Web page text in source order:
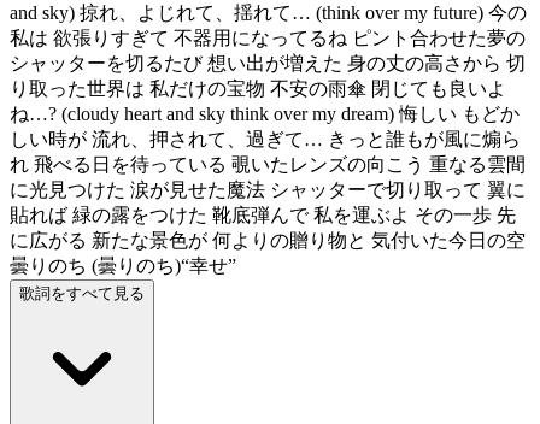
and sky) 掠れ、よじれて、揺れて… (think over my future) 今の
私は 欲張りすぎて 不器用になってるね ピント合わせた夢の
シャッターを切るたび 想い出が増えた 身の丈の高さから 切
り取った世界は 私だけの宝物 不安の雨傘 閉じても良いよ
ね…? (cloudy heart and sky think over my dream) 悔しい もどか
しい時が 流れ、押されて、過ぎて… きっと誰もが風に煽ら
れ 飛べる日を待っている 覗いたレンズの向こう 重なる雲間
に光見つけた 涙が見せた魔法 シャッターで切り取って 翼に
貼れば 緑の露をつけた 靴底弾んで 私を運ぶよ その一歩 先
に広がる 新たな景色が 何よりの贈り物と 気付いた今日の空
曇りのち (曇りのち)“幸せ”
歌詞をすべて見る